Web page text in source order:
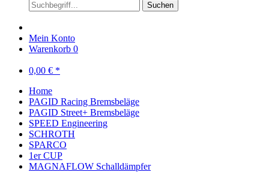
Suchen
Mein Konto
Warenkorb 0
0,00 € *
Home
PAGID Racing Bremsbeläge
PAGID Street+ Bremsbeläge
SPEED Engineering
SCHROTH
SPARCO
1er CUP
MAGNAFLOW Schalldämpfer